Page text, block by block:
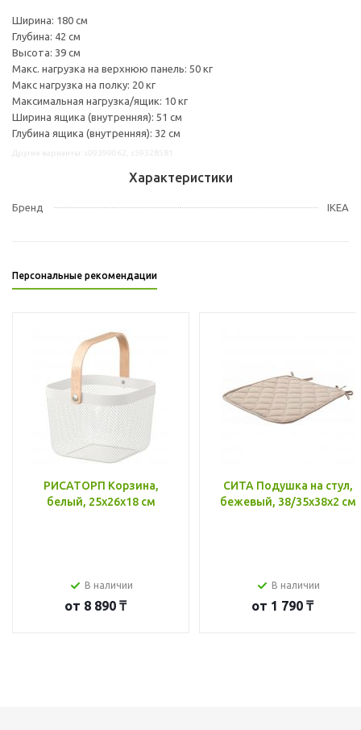
Ширина: 180 см
Глубина: 42 см
Высота: 39 см
Макс. нагрузка на верхнюю панель: 50 кг
Макс нагрузка на полку: 20 кг
Максимальная нагрузка/ящик: 10 кг
Ширина ящика (внутренняя): 51 см
Глубина ящика (внутренняя): 32 см
Характеристики
Бренд IKEA
Персональные рекомендации
РИСАТОРП Корзина,
белый, 25x26x18 см
В наличии
от 8 890 ₸
СИТА Подушка на стул,
бежевый, 38/35x38x2 см
В наличии
от 1 790 ₸